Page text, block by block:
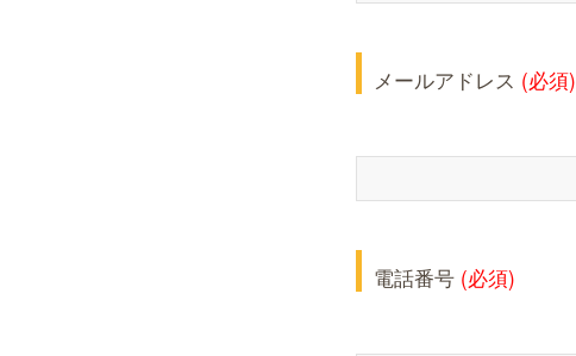
メールアドレス (必須)
電話番号 (必須)